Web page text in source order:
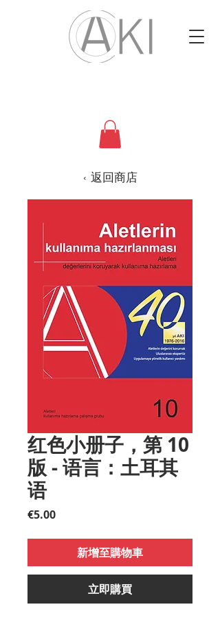
‹ 返回商店
红色小册子，第 10
版 - 语言：土耳其
语
€5.00價
新增至購物車
立即購買